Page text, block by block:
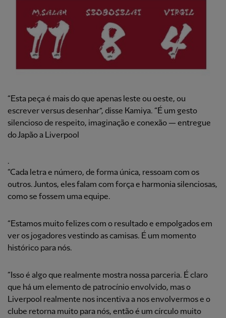
“Esta peça é mais do que apenas leste ou oeste, ou
escrever versus desenhar”, disse Kamiya. “É um gesto
silencioso de respeito, imaginação e conexão — entregue
do Japão a Liverpool
.
“Cada letra e número, de forma única, ressoam com os
outros. Juntos, eles falam com força e harmonia silenciosas,
como se fossem uma equipe.
“Estamos muito felizes com o resultado e empolgados em
ver os jogadores vestindo as camisas. É um momento
histórico para nós.
“Isso é algo que realmente mostra nossa parceria. É claro
que há um elemento de patrocínio envolvido, mas o
Liverpool realmente nos incentiva a nos envolvermos e o
clube retorna muito para nós, então é um círculo muito